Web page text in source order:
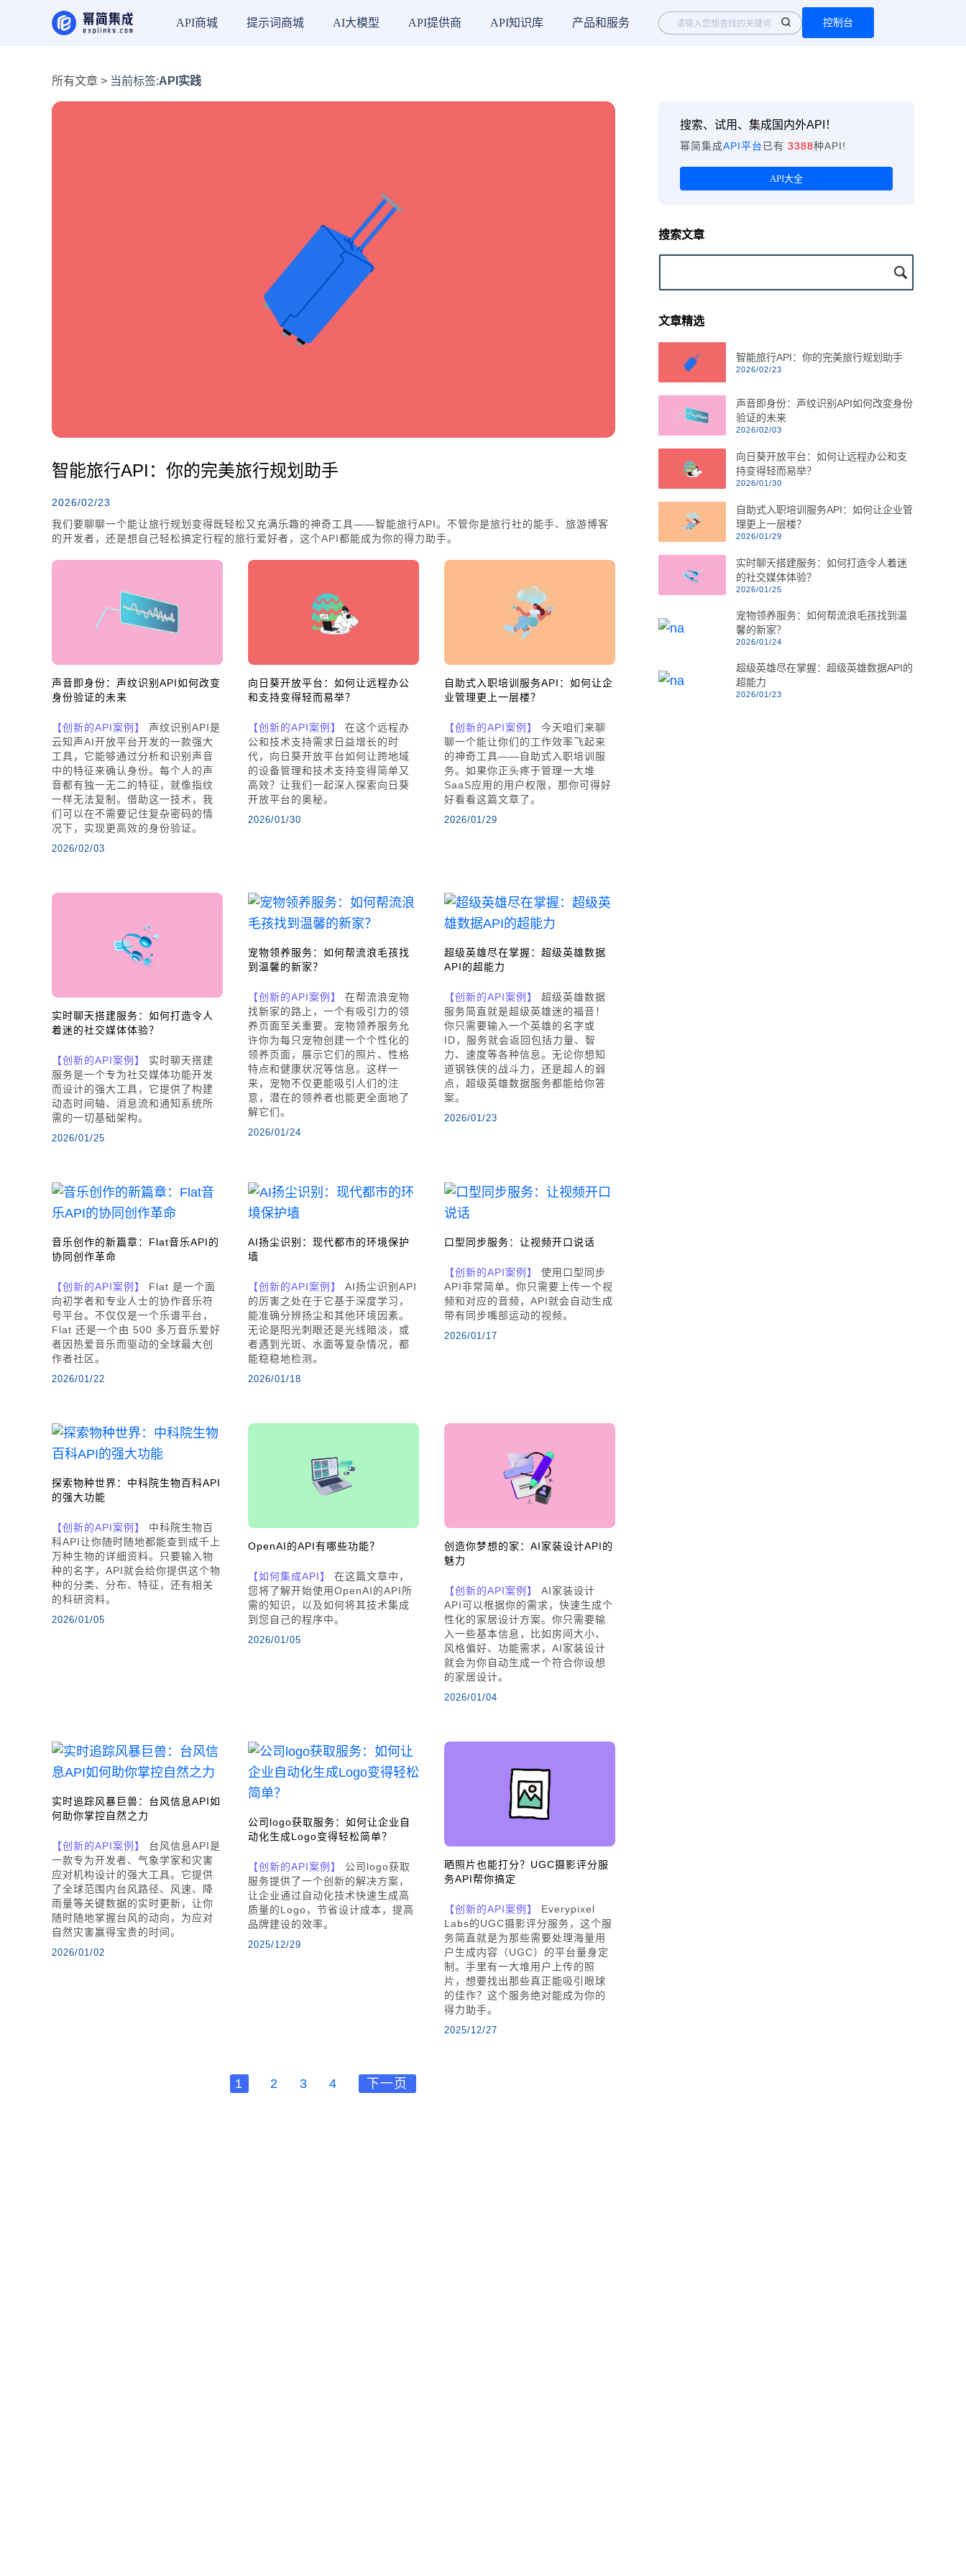
API商城 提示词商城 AI大模型 API提供商 API知识库 产品和服务 控制台
所有文章 > 当前标签:API实践
智能旅行API：你的完美旅行规划助手
2026/02/23
我们要聊聊一个能让旅行规划变得既轻松又充满乐趣的神奇工具——智能旅行API。不管你是旅行社的能手、旅游博客
的开发者，还是想自己轻松搞定行程的旅行爱好者，这个API都能成为你的得力助手。
声音即身份：声纹识别API如何改变
身份验证的未来
【创新的API案例】
声纹识别API是
云知声AI开放平台开发的一款强大
工具，它能够通过分析和识别声音
中的特征来确认身份。每个人的声
音都有独一无二的特征，就像指纹
一样无法复制。借助这一技术，我
们可以在不需要记住复杂密码的情
况下，实现更高效的身份验证。
2026/02/03
向日葵开放平台：如何让远程办公
和支持变得轻而易举？
【创新的API案例】
在这个远程办
公和技术支持需求日益增长的时
代，向日葵开放平台如何让跨地域
的设备管理和技术支持变得简单又
高效？让我们一起深入探索向日葵
开放平台的奥秘。
2026/01/30
自助式入职培训服务API：如何让企
业管理更上一层楼？
【创新的API案例】
今天咱们来聊
聊一个能让你们的工作效率飞起来
的神奇工具——自助式入职培训服
务。如果你正头疼于管理一大堆
SaaS应用的用户权限，那你可得好
好看看这篇文章了。
2026/01/29
实时聊天搭建服务：如何打造令人
着迷的社交媒体体验？
【创新的API案例】
实时聊天搭建
服务是一个专为社交媒体功能开发
而设计的强大工具，它提供了构建
动态时间轴、消息流和通知系统所
需的一切基础架构。
2026/01/25
宠物领养服务：如何帮流浪毛孩找
到温馨的新家？
【创新的API案例】
在帮流浪宠物
找新家的路上，一个有吸引力的领
养页面至关重要。宠物领养服务允
许你为每只宠物创建一个个性化的
领养页面，展示它们的照片、性格
特点和健康状况等信息。这样一
来，宠物不仅更能吸引人们的注
意，潜在的领养者也能更全面地了
解它们。
2026/01/24
超级英雄尽在掌握：超级英雄数据
API的超能力
【创新的API案例】
超级英雄数据
服务简直就是超级英雄迷的福音！
你只需要输入一个英雄的名字或
ID，服务就会返回包括力量、智
力、速度等各种信息。无论你想知
道钢铁侠的战斗力，还是超人的弱
点，超级英雄数据服务都能给你答
案。
2026/01/23
音乐创作的新篇章：Flat音乐API的
协同创作革命
【创新的API案例】
Flat 是一个面
向初学者和专业人士的协作音乐符
号平台。不仅仅是一个乐谱平台，
Flat 还是一个由 500 多万音乐爱好
者因热爱音乐而驱动的全球最大创
作者社区。
2026/01/22
AI扬尘识别：现代都市的环境保护
墙
【创新的API案例】
AI扬尘识别API
的厉害之处在于它基于深度学习，
能准确分辨扬尘和其他环境因素。
无论是阳光刺眼还是光线暗淡，或
者遇到光斑、水面等复杂情况，都
能稳稳地检测。
2026/01/18
口型同步服务：让视频开口说话
【创新的API案例】
使用口型同步
API非常简单。你只需要上传一个视
频和对应的音频，API就会自动生成
带有同步嘴部运动的视频。
2026/01/17
探索物种世界：中科院生物百科API
的强大功能
【创新的API案例】
中科院生物百
科API让你随时随地都能查到成千上
万种生物的详细资料。只要输入物
种的名字，API就会给你提供这个物
种的分类、分布、特征，还有相关
的科研资料。
2026/01/05
OpenAI的API有哪些功能？
【如何集成API】
在这篇文章中，
您将了解开始使用OpenAI的API所
需的知识，以及如何将其技术集成
到您自己的程序中。
2026/01/05
创造你梦想的家：AI家装设计API的
魅力
【创新的API案例】
AI家装设计
API可以根据你的需求，快速生成个
性化的家居设计方案。你只需要输
入一些基本信息，比如房间大小、
风格偏好、功能需求，AI家装设计
就会为你自动生成一个符合你设想
的家居设计。
2026/01/04
实时追踪风暴巨兽：台风信息API如
何助你掌控自然之力
【创新的API案例】
台风信息API是
一款专为开发者、气象学家和灾害
应对机构设计的强大工具。它提供
了全球范围内台风路径、风速、降
雨量等关键数据的实时更新，让你
随时随地掌握台风的动向，为应对
自然灾害赢得宝贵的时间。
2026/01/02
公司logo获取服务：如何让企业自
动化生成Logo变得轻松简单？
【创新的API案例】
公司logo获取
服务提供了一个创新的解决方案，
让企业通过自动化技术快速生成高
质量的Logo，节省设计成本，提高
品牌建设的效率。
2025/12/29
晒照片也能打分？UGC摄影评分服
务API帮你搞定
【创新的API案例】
Everypixel
Labs的UGC摄影评分服务，这个服
务简直就是为那些需要处理海量用
户生成内容（UGC）的平台量身定
制。手里有一大堆用户上传的照
片，想要找出那些真正能吸引眼球
的佳作？这个服务绝对能成为你的
得力助手。
2025/12/27
1 2 3 4 下一页
搜索、试用、集成国内外API！
幂简集成API平台已有 3388种API!
API大全
搜索文章
文章精选
智能旅行API：你的完美旅行规划助手
2026/02/23
声音即身份：声纹识别API如何改变身份
验证的未来
2026/02/03
向日葵开放平台：如何让远程办公和支
持变得轻而易举？
2026/01/30
自助式入职培训服务API：如何让企业管
理更上一层楼？
2026/01/29
实时聊天搭建服务：如何打造令人着迷
的社交媒体体验？
2026/01/25
宠物领养服务：如何帮流浪毛孩找到温
馨的新家？
2026/01/24
超级英雄尽在掌握：超级英雄数据API的
超能力
2026/01/23